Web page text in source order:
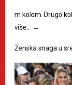
m kolom. Drugo
više…
→
Ženska snaga u